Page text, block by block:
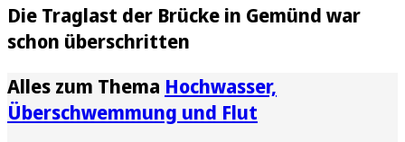
Die Traglast der Brücke in Gemünd war
schon überschritten
Alles zum Thema Hochwasser,
Überschwemmung und Flut